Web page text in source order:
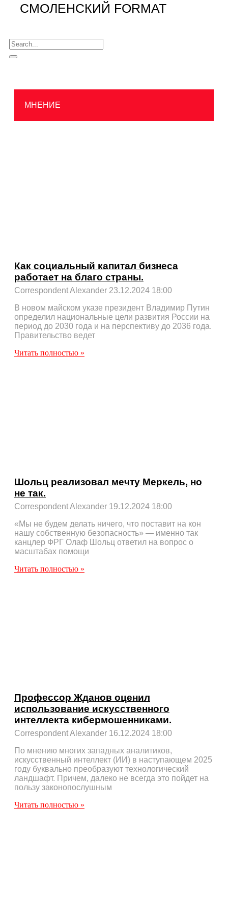
СМОЛЕНСКИЙ FORMAT
МНЕНИЕ
Как социальный капитал бизнеса
работает на благо страны.
Correspondent Alexander 23.12.2024 18:00
В новом майском указе президент Владимир Путин
определил национальные цели развития России на
период до 2030 года и на перспективу до 2036 года.
Правительство ведет
Читать полностью »
Шольц реализовал мечту Меркель, но
не так.
Correspondent Alexander 19.12.2024 18:00
«Мы не будем делать ничего, что поставит на кон
нашу собственную безопасность» — именно так
канцлер ФРГ Олаф Шольц ответил на вопрос о
масштабах помощи
Читать полностью »
Профессор Жданов оценил
использование искусственного
интеллекта кибермошенниками.
Correspondent Alexander 16.12.2024 18:00
По мнению многих западных аналитиков,
искусственный интеллект (ИИ) в наступающем 2025
году буквально преобразуют технологический
ландшафт. Причем, далеко не всегда это пойдет на
пользу законопослушным
Читать полностью »